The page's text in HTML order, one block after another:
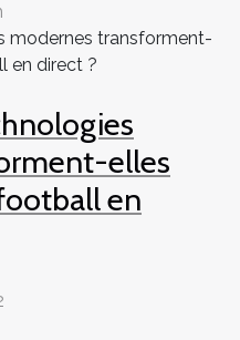
modernes transforment-
en direct ?
elles
en